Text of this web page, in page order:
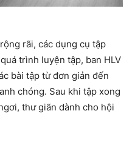
rãi, các dụng cụ tập
trình luyện tập, ban HLV
bài tập từ đơn giản đến
chóng. Sau khi tập xong
thư giãn dành cho hội